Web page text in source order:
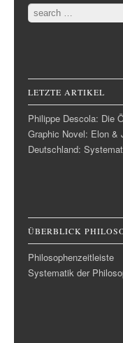
Search
LETZTE ARTIKEL
Philippe Descola: Die
Graphic Novel: Elon &
Deutschland:
ÜBERBLICK
Philosophenzeitleiste
Systematik der